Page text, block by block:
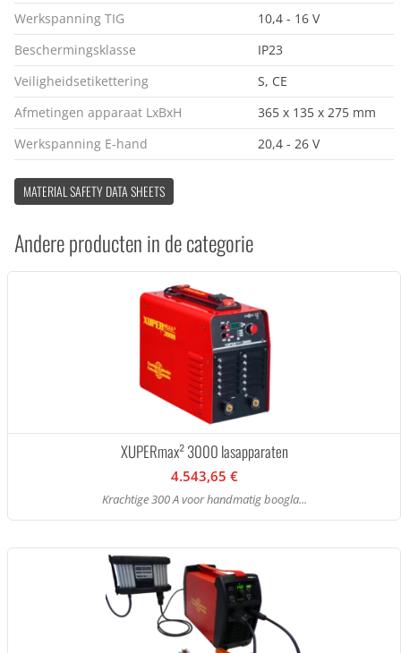
Werkspanning TIG
10,4 - 16 V
Beschermingsklasse
IP23
Veiligheidsetikettering
S, CE
Afmetingen apparaat LxBxH
365 x 135 x 275 mm
Werkspanning E-hand
20,4 - 26 V
MATERIAL SAFETY DATA SHEETS
Andere producten in de categorie
XUPERmax² 3000 lasapparaten
4.543,65 €
Krachtige 300 A voor handmatig boogla...